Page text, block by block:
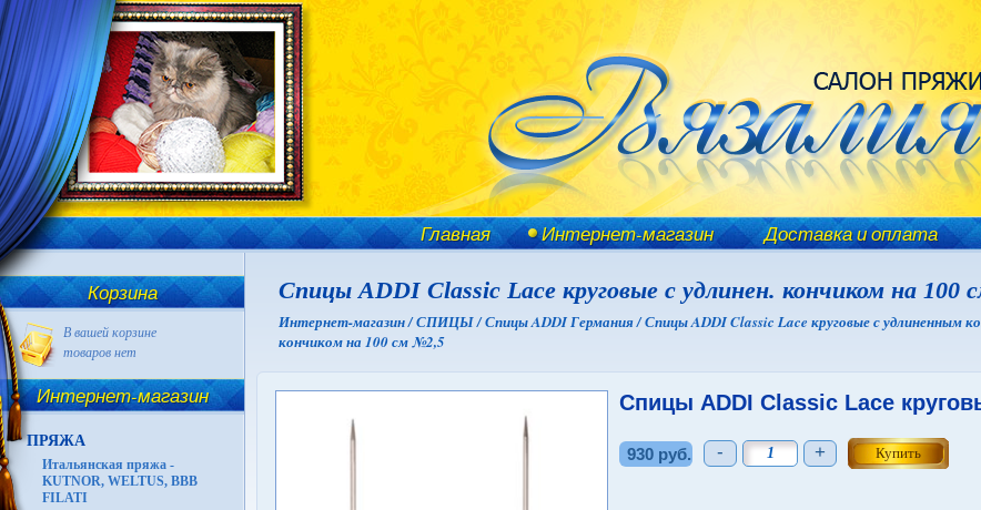
Главная Интернет-магазин Доставка и оплата
Корзина
В вашей корзине
товаров нет
Интернет-магазин
ПРЯЖА
Итальянская пряжа -
KUTNOR, WELTUS, BBB
FILATI
Спицы ADDI Classic Lace круговые с удлинен. кончиком на 100
Интернет-магазин /СПИЦЫ /Спицы ADDI Германия /Спицы ADDI Classic Lace круговые с удлиненным
кончиком на 100 см №2,5
Спицы ADDI Classic Lace
930 руб. - +